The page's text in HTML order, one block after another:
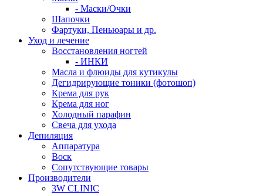
- Маски/Очки
Шапочки
Фартуки, Пеньюары и др.
Уход и лечение
Восстановления ногтей
- ИНКИ
Масла и флюиды для кутикулы
Дегидрирующие тоники (фотошоп)
Крема для рук
Крема для ног
Холодный парафин
Свеча для ухода
Депиляция
Аппаратура
Воск
Сопутствующие товары
Производители
3W CLINIC